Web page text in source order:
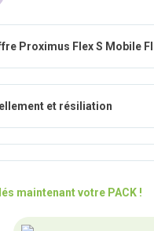
Proximus Flex S Mobile
et résiliation
maintenant votre PACK !